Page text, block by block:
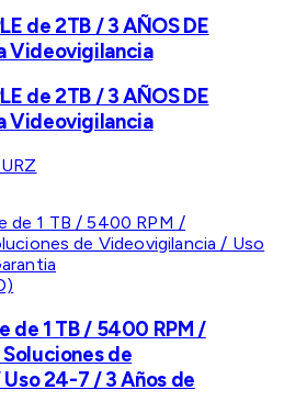
de 2TB / 3 AÑOS DE
Videovigilancia
de 2TB / 3 AÑOS DE
Videovigilancia
de 1 TB / 5400 RPM /
de
24-7 / 3 Años de